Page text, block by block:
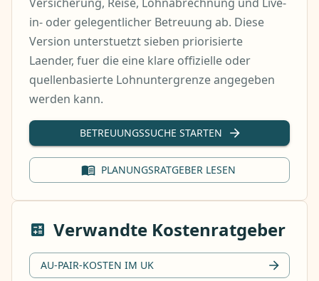
in- oder gelegentlicher Betreuung ab. Diese
Version unterstuetzt sieben priorisierte
Laender, fuer die eine klare offizielle oder
quellenbasierte Lohnuntergrenze angegeben
werden kann.
BETREUUNGSSUCHE STARTEN
PLANUNGSRATGEBER LESEN
Verwandte Kostenratgeber
AU-PAIR-KOSTEN IM UK